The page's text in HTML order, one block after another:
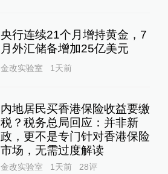
央行连续21个月增持黄金，7
月外汇储备增加25亿美元
金改实验室 1天前
内地居民买香港保险收益要缴
税？税务总局回应：并非新
政，更不是专门针对香港保险
市场，无需过度解读
金改实验室 1天前 28评